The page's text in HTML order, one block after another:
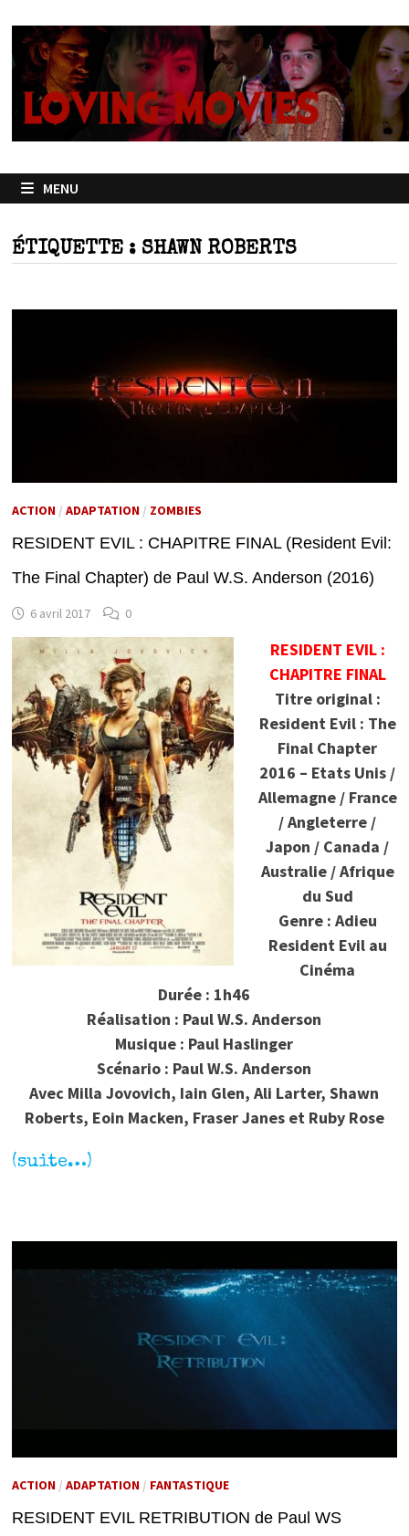
contenu
MENU
ÉTIQUETTE : SHAWN ROBERTS
ACTION/ ADAPTATION/ ZOMBIES
RESIDENT EVIL : CHAPITRE FINAL (Resident Evil:
The Final Chapter) de Paul W.S. Anderson (2016)
6 avril 2017 0
RESIDENT EVIL :
CHAPITRE FINAL
Titre original :
Resident Evil : The
Final Chapter
2016 – Etats Unis /
Allemagne / France
/ Angleterre /
Japon / Canada /
Australie / Afrique
du Sud
Genre : Adieu
Resident Evil au
Cinéma
Durée : 1h46
Réalisation : Paul W.S. Anderson
Musique : Paul Haslinger
Scénario : Paul W.S. Anderson
Avec Milla Jovovich, Iain Glen, Ali Larter, Shawn
Roberts, Eoin Macken, Fraser Janes et Ruby Rose
(suite…)
ACTION/ ADAPTATION/ FANTASTIQUE
RESIDENT EVIL RETRIBUTION de Paul WS